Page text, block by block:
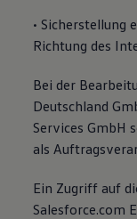
• Sicherstellung
Richtung des
Bei der
Deutschland
Services GmbH
als
Ein Zugriff auf
Salesforce.com